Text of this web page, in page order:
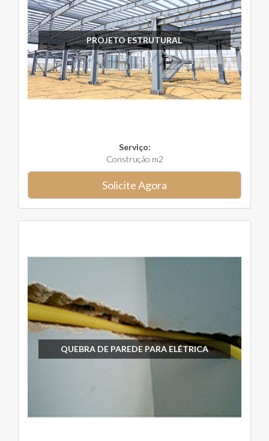
PROJETO ESTRUTURAL
Serviço:
Construção m2
Solicite Agora
QUEBRA DE PAREDE PARA ELÉTRICA